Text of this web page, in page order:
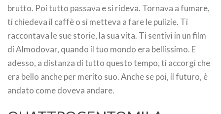
brutto. Poi tutto passava e si rideva. Tornava a fumare,
ti chiedeva il caffè o si metteva a fare le pulizie. Ti
raccontava le sue storie, la sua vita. Ti sentivi in un film
di Almodovar, quando il tuo mondo era bellissimo. E
adesso, a distanza di tutto questo tempo, ti accorgi che
era bello anche per merito suo. Anche se poi, il futuro, è
andato come doveva andare.